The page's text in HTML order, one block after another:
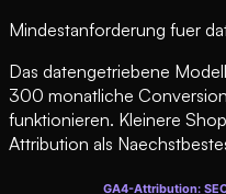
Mindestanforderung fuer
Das datengetriebene
300 monatliche
funktionieren. Kleinere
Attribution als